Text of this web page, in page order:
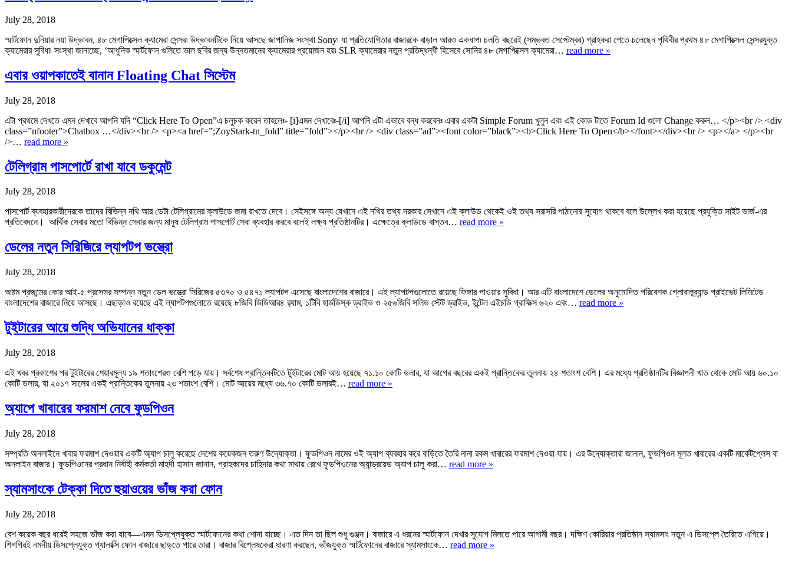
July 28, 2018
স্মার্টফোন দুনিয়ার নয়া উদ্ভাবন, ৪৮ মেগাপিক্সেল ক্যামেরা সেন্সর৷ উদ্ভাবনটিকে নিয়ে আসছে জাপানিজ সংস্থা Sony৷ যা প্রতিযোগিতার বাজারকে বাড়াল আরও একধাপ৷ চলতি বছরেই (সম্ভবত সেপ্টেম্বর) গ্রাহকরা পেতে চলেছেন পৃথিবীর প্রথম ৪৮ মেগাপিক্সেল সেন্সরযুক্ত
ক্যামেরার সুবিধা৷ সংস্থা জানাচ্ছে, ‘আধুনিক স্মার্টফোন গুলিতে ভাল ছবির জন্য উন্নতমানের ক্যামেরার প্রয়োজন হয়৷ SLR ক্যামেরার নতুন প্রতিদ্ধন্ধী হিসেবে সোনির ৪৮ মেগাপিক্সেল ক্যামেরা… read more »
এবার ওয়াপকাতেই বানান Floating Chat সিস্টেম
July 28, 2018
এটা প্রথমে দেখতে এমন দেখাবে আপনি যদি “Click Here To Open”এ চলুচক করেন তাহলেঃ- [i]এমন দেখাবেঃ-[/i] আপনি এটা এভাবে বন্ধ করবেনঃ এবার একটা Simple Forum খুলুন এবং এই কোড টাতে Forum Id গুলো Change করুন… </p><br /> <div
class=”nfooter”>Chatbox …</div><br /> <p><a href=”;ZoyStark-tn_fold” title=”fold”></p><br /> <div class=”ad”><font color=”black”><b>Click Here To Open</b></font></div><br /> <p></a> </p><br
/>… read more »
টেলিগ্রাম পাসপোর্টে রাখা যাবে ডকুমেন্ট
July 28, 2018
পাসপোর্ট ব্যবহারকারীদেরকে তাদের বিভিন্ন নথি আর ডেটা টেলিগ্রামের ক্লাউডে জমা রাখতে দেবে। সেইসঙ্গে অন্য যেখানে এই নথির তথ্য দরকার সেখানে এই ক্লাউড থেকেই ওই তথ্য সরাসরি পাঠানোর সুযোগ থাকবে বলে উল্লেখ করা হয়েছে প্রযুক্তি সাইট ভার্জ-এর
প্রতিবেদনে। আর্থিক সেবার মতো বিভিন্ন সেবার জন্য মানুষ টেলিগ্রাম পাসপোর্ট সেবা ব্যবহার করবে বলেই লক্ষ্য প্রতিষ্ঠানটির। এক্ষেত্রে ক্লাউডে বাস্তব… read more »
ডেলের নতুন সিরিজিরে ল্যাপটপ ভস্ত্রো
July 28, 2018
অষ্টম প্রজন্মের কোর আই-৫ প্রসেসর সম্পন্ন নতুন ডেল ভস্ত্রো সিরিজের ৫৩৭০ ও ৫৪৭১ ল্যাপটপ এসেছে বাংলাদেশের বাজারে। এই ল্যাপটপগুলোতে রয়েছে ফিঙ্গার পাওয়ার সুবিধা। আর এটি বাংলাদেশে ডেলের অনুমোদিত পরিবেশক গ্লোবালব্র্যান্ড প্রাইভেট লিমিটেড
বাংলাদেশের বাজারে নিয়ে আসছে। এছাড়াও রয়েছে এই ল্যাপটপগুলোতে রয়েছে ৮জিবি ডিডিআর৪ র‌্যাম, ১টিবি হার্ডডিস্ক ড্রাইভ ও ২৫৬জিবি সলিড স্টেট ড্রাইভ, ইন্টেল এইচডি গ্রাফিক্স ৬২০ এবং… read more »
টুইটারের আয়ে শুদ্ধি অভিযানের ধাক্কা
July 28, 2018
এই খবর প্রকাশের পর টুইটারের শেয়ারমূল্য ১৯ শতাংশেরও বেশি পড়ে যায়। সর্বশেষ প্রান্তিকটিতে টুইটারের মোট আয় হয়েছে ৭১.১০ কোটি ডলার, যা আগের বছরের একই প্রান্তিকের তুলনায় ২৪ শতাংশ বেশি। এর মধ্যে প্রতিষ্ঠানটির বিজ্ঞাপনী খাত থেকে মোট আয় ৬০.১০
কোটি ডলার, যা ২০১৭ সালের একই প্রান্তিকের তুলনায় ২৩ শতাংশ বেশি। মোট আয়ের মধ্যে ৩৬.৭০ কোটি ডলারই… read more »
অ্যাপে খাবারের ফরমাশ নেবে ফুডপিওন
July 28, 2018
সম্প্রতি অনলাইনে খাবার ফরমাশ দেওয়ার একটি অ্যাপ চালু করেছে দেশের কয়েকজন তরুণ উদ্যোক্তা। ফুডপিওন নামের ওই অ্যাপ ব্যবহার করে বাড়িতে তৈরি নানা রকম খাবারের ফরমাশ দেওয়া যায়। এর উদ্যোক্তারা জানান, ফুডপিওন মূলত খাবারের একটি মার্কেটপ্লেস বা
অনলাইন বাজার। ফুডপিওনের প্রধান নির্বাহী কর্মকর্তা মাহদী হাসান জানান, গ্রাহকদের চাহিদার কথা মাথায় রেখে ফুডপিওনের অ্যান্ড্রয়েড অ্যাপ চালু করা… read more »
স্যামসাংকে টেক্কা দিতে হুয়াওয়ের ভাঁজ করা ফোন
July 28, 2018
বেশ কয়েক বছর ধরেই সহজে ভাঁজ করা যাবে—এমন ডিসপ্লেযুক্ত স্মার্টফোনের কথা শোনা যাচ্ছে। এত দিন তা ছিল শুধু গুঞ্জন। বাজারে এ ধরনের স্মার্টফোন দেখার সুযোগ মিলতে পারে আগামী বছর। দক্ষিণ কোরিয়ার প্রতিষ্ঠান স্যামসাং নতুন এ ডিসপ্লে তৈরিতে এগিয়ে।
শিগগিরই নমনীয় ডিসপ্লেযুক্ত গ্যালাক্সি ফোন বাজারে ছাড়তে পারে তারা। বাজার বিশ্লেষকেরা ধারণা করছেন, ভাঁজযুক্ত স্মার্টফোনের বাজারে স্যামসাংকে… read more »